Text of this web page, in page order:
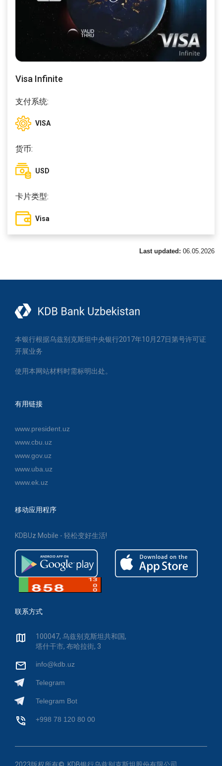
Visa Infinite
支付系统:
VISA
货币:
USD
卡片类型:
Visa
Last updated: 06.05.2026
本银行根据乌兹别克斯坦中央银行2017年10月27日第号许可证
开展业务
使用本网站材料时需标明出处。
有用链接
www.president.uz
www.cbu.uz
www.gov.uz
www.uba.uz
www.ek.uz
移动应用程序
KDBUz Mobile - 轻松变好生活!
联系方式
100047, 乌兹别克斯坦共和国,
塔什干市, 布哈拉街, 3
info@kdb.uz
Telegram
Telegram Bot
+998 78 120 80 00